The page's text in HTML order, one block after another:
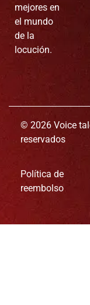
mejores en
el mundo
de la
locución.
© 2026 Voice
reservados
Política de
reembolso